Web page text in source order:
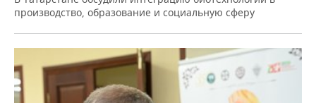
производство, образование и социальную сферу